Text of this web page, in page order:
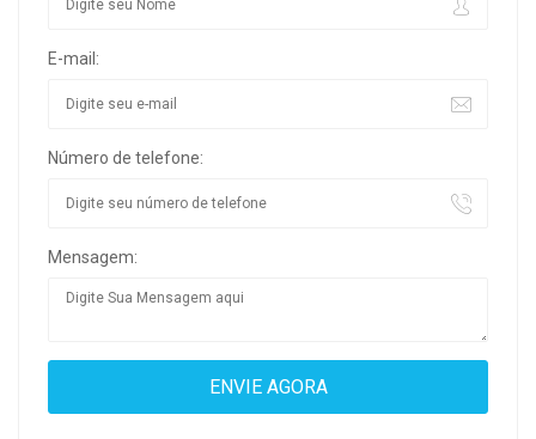
E-mail:
Número de telefone:
Mensagem: